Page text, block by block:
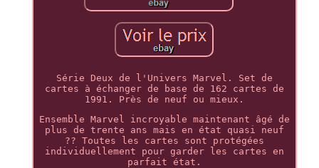
Série Deux de l'Univers Marvel. Set de
cartes à échanger de base de 162 cartes de
1991. Près de neuf ou mieux.
Ensemble Marvel incroyable maintenant âgé de
plus de trente ans mais en état quasi neuf
?? Toutes les cartes sont protégées
individuellement pour garder les cartes en
parfait état.